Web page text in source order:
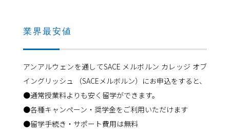
業界最安値
アンアルウェンを通してSACE メルボルン カレッジ オブ
イングリッシュ （SACEメルボルン）にお申込をすると、
●通常授業料よりも安く留学ができます。
●各種キャンペーン・奨学金をご利用いただけます
●留学手続き・サポート費用は無料